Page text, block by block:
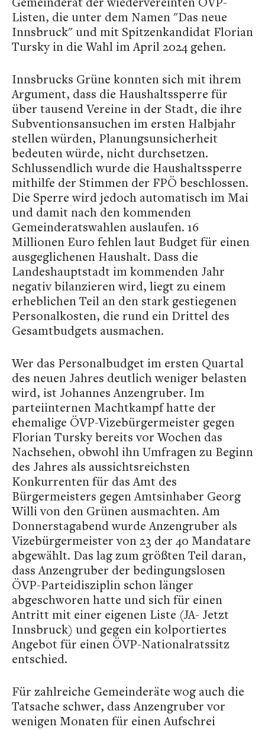
Listen, die unter dem Namen "Das neue
Innsbruck" und mit Spitzenkandidat Florian
Tursky in die Wahl im April 2024 gehen.
Innsbrucks Grüne konnten sich mit ihrem
Argument, dass die Haushaltssperre für
über tausend Vereine in der Stadt, die ihre
Subventionsansuchen im ersten Halbjahr
stellen würden, Planungsunsicherheit
bedeuten würde, nicht durchsetzen.
Schlussendlich wurde die Haushaltssperre
mithilfe der Stimmen der FPÖ beschlossen.
Die Sperre wird jedoch automatisch im Mai
und damit nach den kommenden
Gemeinderatswahlen auslaufen. 16
Millionen Euro fehlen laut Budget für einen
ausgeglichenen Haushalt. Dass die
Landeshauptstadt im kommenden Jahr
negativ bilanzieren wird, liegt zu einem
erheblichen Teil an den stark gestiegenen
Personalkosten, die rund ein Drittel des
Gesamtbudgets ausmachen.
Wer das Personalbudget im ersten Quartal
des neuen Jahres deutlich weniger belasten
wird, ist Johannes Anzengruber. Im
parteiinternen Machtkampf hatte der
ehemalige ÖVP-Vizebürgermeister gegen
Florian Tursky bereits vor Wochen das
Nachsehen, obwohl ihn Umfragen zu Beginn
des Jahres als aussichtsreichsten
Konkurrenten für das Amt des
Bürgermeisters gegen Amtsinhaber Georg
Willi von den Grünen ausmachten. Am
Donnerstagabend wurde Anzengruber als
Vizebürgermeister von 23 der 40 Mandatare
abgewählt. Das lag zum größten Teil daran,
dass Anzengruber der bedingungslosen
ÖVP-Parteidisziplin schon länger
abgeschworen hatte und sich für einen
Antritt mit einer eigenen Liste (JA- Jetzt
Innsbruck) und gegen ein kolportiertes
Angebot für einen ÖVP-Nationalratssitz
entschied.
Für zahlreiche Gemeinderäte wog auch die
Tatsache schwer, dass Anzengruber vor
wenigen Monaten für einen Aufschrei